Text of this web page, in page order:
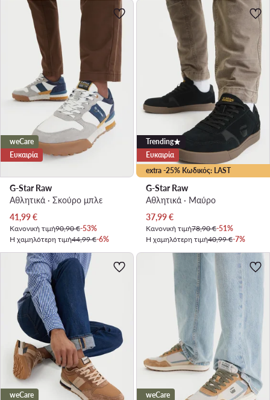
weCare
Ευκαιρία
G-Star Raw
Αθλητικά · Σκούρο μπλε
Τρέχουσα τιμή
41,99€
Κανονική τιμή90,90 €-53%
Η χαμηλότερη τιμή44,99 €-6%
extra -25% Κωδικός: LAST
Trending
Ευκαιρία
G-Star Raw
Αθλητικά · Μαύρο
Τρέχουσα τιμή
37,99€
Κανονική τιμή78,90 €-51%
Η χαμηλότερη τιμή40,99 €-7%
weCare
weCare